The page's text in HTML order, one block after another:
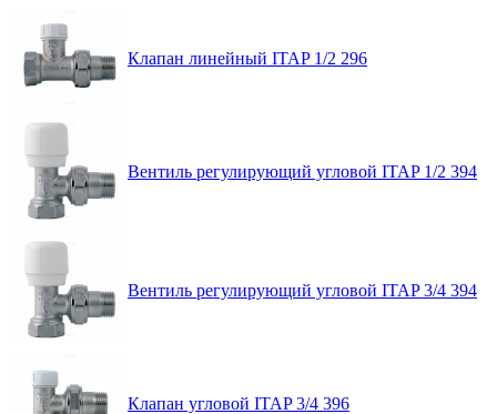
Клапан линейный ITAP 1/2 296
Вентиль регулирующий угловой ITAP 1/2 394
Вентиль регулирующий угловой ITAP 3/4 394
Клапан угловой ITAP 3/4 396